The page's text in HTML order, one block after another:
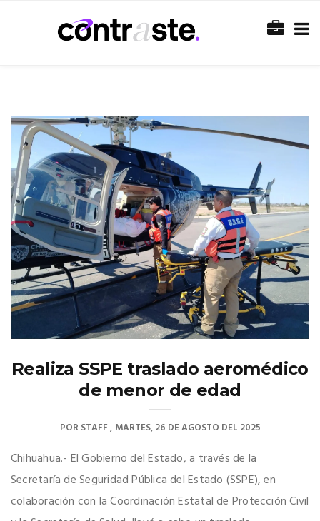
Realiza SSPE traslado aeromédico
de menor de edad
PORSTAFF MARTES, 26 DE AGOSTO DEL 2025
Chihuahua.- El Gobierno del Estado, a través de la
Secretaría de Seguridad Pública del Estado (SSPE), en
colaboración con la Coordinación Estatal de Protección Civil